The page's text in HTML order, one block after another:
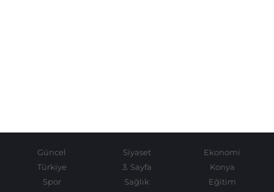
Güncel Siyaset
Ekonomi
Türkiye
3. Sayfa
Konya
Spor
Sağlık
Eğitim